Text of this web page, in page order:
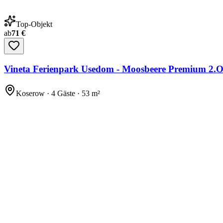
Top-Objekt
ab71 €
Vineta Ferienpark Usedom - Moosbeere Premium
Koserow · 4 Gäste · 53 m²